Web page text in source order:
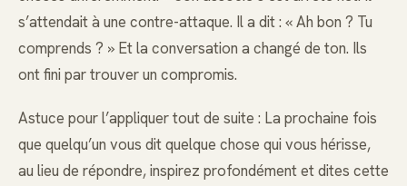
s’attendait à une contre-attaque. Il a dit : « Ah bon ? Tu
comprends ? » Et la conversation a changé de ton. Ils
ont fini par trouver un compromis.
Astuce pour l’appliquer tout de suite : La prochaine fois
que quelqu’un vous dit quelque chose qui vous hérisse,
au lieu de répondre, inspirez profondément et dites cette